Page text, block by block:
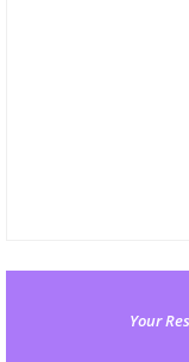
Your